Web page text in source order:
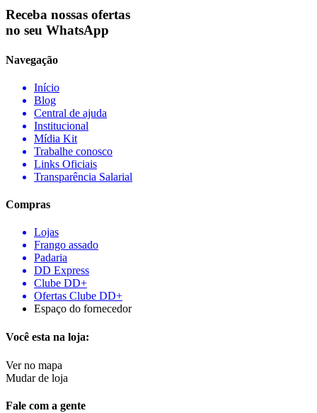
Receba nossas ofertas
no seu WhatsApp
Navegação
Início
Blog
Central de ajuda
Institucional
Mídia Kit
Trabalhe conosco
Links Oficiais
Transparência Salarial
Compras
Lojas
Frango assado
Padaria
DD Express
Clube DD+
Ofertas Clube DD+
Espaço do fornecedor
Você esta na loja:
Ver no mapa
Mudar de loja
Fale com a gente